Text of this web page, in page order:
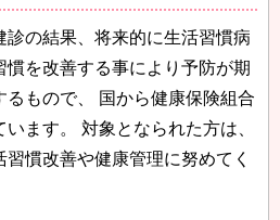
の結果、将来的に生活習慣病
を改善する事により予防が期
もので、 国から健康保険組合
ます。 対象となられた方は、
慣改善や健康管理に努めてく